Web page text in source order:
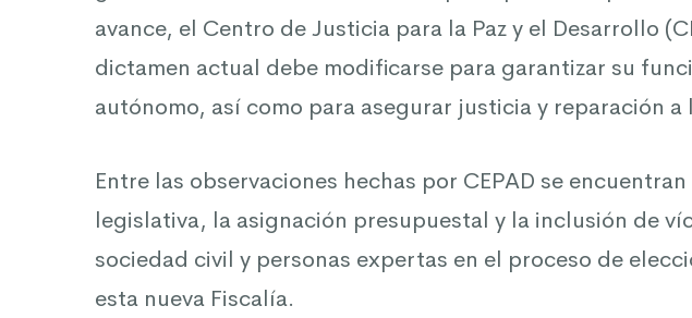
Jalisco:
CEPAD
exige
autonomía,
avance, el Centro de Justicia para la Paz y el Desarrollo
dictamen actual debe modificarse para garantizar su
autónomo, así como para asegurar justicia y reparación a
Entre las observaciones hechas por CEPAD se
legislativa, la asignación presupuestal y la inclusión de
sociedad civil y personas expertas en el proceso de
esta nueva Fiscalía.